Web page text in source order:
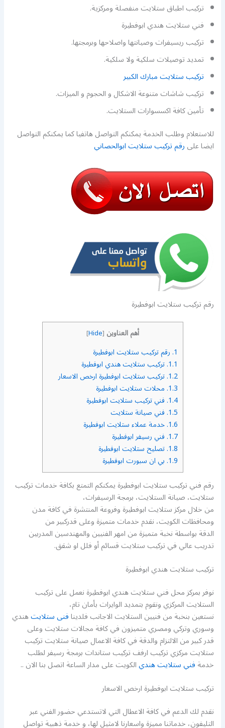
تركيب اطباق ستلايت منفصلة ومركزية.
فني ستلايت هندي ابوفطيرة
تركيب ريسيفرات وصيانتها واصلاحها وبرمجتها.
تمديد توصيلات سلكية ولا سلكية.
تركيب ستلايت مبارك الكبير
تركيب شاشات متنوعة الاشكال و الحجوم و الميزات.
تأمين كافة اكسسوارات الستلايت.
للاستعلام وطلب الخدمة يمكنكم التواصل هاتفيا كما يمكنكم التواصل
ايضا علىرقم تركيب ستلايت ابوالحصاني
رقم تركيب ستلايت ابوفطيرة
أهم العناوين [
Hide
]
1. رقم تركيب ستلايت ابوفطيرة
1.1. تركيب ستلايت هندي ابوفطيرة
1.2. تركيب ستلايت ابوفطيرة ارخص الاسعار
1.3. محلات ستلايت ابوفطيرة
1.4. فني تركيب ستلايت ابوفطيرة
1.5. فني صيانة ستلايت
1.6. خدمة عملاء ستلايت ابوفطيرة
1.7. فني رسيفر ابوفطيرة
1.8. تصليح ستلايت ابوفطيرة
1.9. بي ان سبورت ابوفطيرة
رقم فني تركيب ستلايت ابوفطيرة يمكنكم التمتع بكافة خدمات تركيب
ستلايت، صيانة الستلايت، برمجة الرسيفرات،
من خلال مركز ستلايت ابوفطيرة وفروعة المنتشرة في كافة مدن
ومحافظات الكويت، نقدم خدمات متميزة وعلى قدركبير من
الدقة بواسطة نخبة متميزة من امهر الفنيين والمهندسين المدربين
تدريب عالي في تركيب ستلايت قسائم أو فلل او شقق.
تركيب ستلايت هندي ابوفطيرة
نوفر بمركز محل فني ستلايت هندي ابوفطيرة نعمل على تركيب
الستلايت المركزي ونقوم بتمديد الوايرات بأمان تام،
نستعين بنخبة من فنيين الستلايت الاجانب فلدينافنى ستلايتهندي
وسوري وتركي ومصري متميزون في كافة مجالات ستلايت وعلى
قدر كبير من الالتزام والدقة في كافة الاعمال صيانة ستلايت تركيب
ستلايت مركزي تركيب ارفف تركيب ستاندات برمجة رسيفر لطلب
خدمةفني ستلايت هنديالكويت على مدار الساعة اتصل بنا الان ..
تركيب ستلايت ابوفطيرة ارخص الاسعار
نقدم لك الدعم في كافة الاعطال التي لاتستدعي حضور الفني عبر
التليفون، خدماتنا مميزة واسعارنا لامثيل لها، و خدمة ذهبية تواصل